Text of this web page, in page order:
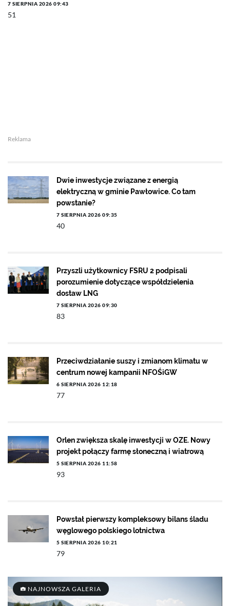
7 SIERPNIA 2026 09:43
51
Reklama
Dwie inwestycje związane z energią
elektryczną w gminie Pawłowice. Co tam
powstanie?
7 SIERPNIA 2026 09:35
40
Przyszli użytkownicy FSRU 2 podpisali
porozumienie dotyczące współdzielenia
dostaw LNG
7 SIERPNIA 2026 09:30
83
Przeciwdziałanie suszy i zmianom klimatu w
centrum nowej kampanii NFOŚiGW
6 SIERPNIA 2026 12:18
77
Orlen zwiększa skalę inwestycji w OZE. Nowy
projekt połączy farmę słoneczną i wiatrową
5 SIERPNIA 2026 11:58
93
Powstał pierwszy kompleksowy bilans śladu
węglowego polskiego lotnictwa
5 SIERPNIA 2026 10:21
79
NAJNOWSZA GALERIA